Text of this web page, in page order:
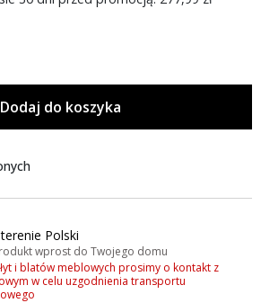
Dodaj do koszyka
Polski
wprost do Twojego domu
i blatów meblowych prosimy o kontakt z
w celu uzgodnienia transportu